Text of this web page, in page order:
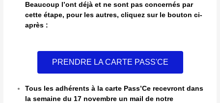
Beaucoup l’ont déjà et ne sont pas concernés par
cette étape, pour les autres, cliquez sur le bouton ci-
après :
PRENDRE LA CARTE PASS'CE
Tous les adhérents à la carte Pass’Ce recevront dans
la semaine du 17 novembre un mail de notre